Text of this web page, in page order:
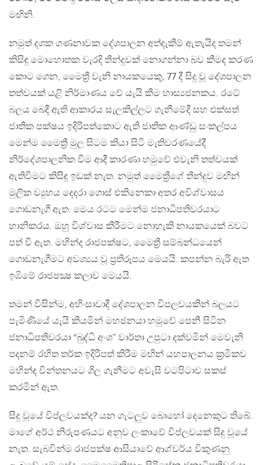
මඟිනි.
නමුත් දශක ගණනාවක දේශපාලන අත්දැකීම් ඇතැයිද තමන්
කිසිඳු මොහොතක වැරදි තීන්දුවක් නොගන්නා බව කීමද කරණ
කොට ගෙන, මෛත්‍රී වැනි නායකයෙකු, 77 දී සිදු වූ දේශපාලන
තත්වයක් යළි නිර්මාණය වේ යැයි කීම හාස්‍යජනකය. රටේ
බලය බෙදී ඇති ආකාරය සැලකිල්ලට ගැනීමේදී සහ එක්සත්
ජාතික පක්ෂය ඉදිරිපත්කොට ඇති ජාතික ආණ්ඩු සංකල්පය
මෙන්ම මෛත්‍රී මුල සිටම කියා සිටි මැතිවරණයේදී
නිර්දේශපාලනික වීම ආදී කාරණා හමුවේ එවැනි තත්වයක්
ඇතිවීමට කිසිඳු ඉඩක් නැත. නමුත් මෛත්‍රීගේ තීන්දුව මඟින්
මුලික ව්‍යුහය දෙදරා ගොස් එකිනෙකා අතර අවිශ්වාසය
ගොඩනැගී ඇත. මෙය රටට මෙන්ම ජනාධිපතිවරයාට
හානිකරය. ඔහු විශ්වාස කිරීමට නොහැකි නායකයෙක් බවට
පත් වී ඇත. මහින්ද රාජපක්ෂට, මෛත්‍රී සම්බන්ධයෙන්
ගොඩනැගීමට අවශ්‍යය වූ ප්‍රතිරූපය මෙයයි. කපන්න බැරි ඇත
ඉඹිමේ රාජපක්‍ෂ කලාව මෙයයි.
තමන් විසින්ම, අහිංසාවාදී දේශපාලන විපලවයකින් බලයට
පැමිණියේ යැයි කියමින් මහජනයා හමුවේ පෙනී සිටින
ජනාධිපතිවරයා “බුද්ධි අංශ” වාර්තා උපුටා දක්වමින් මෙවැනි
පදනම් රහිත තර්ක ඉදිරිපත් කිරීම මඟින් යහපාලනය ක්‍රමිකව
මහින්ද චින්තනයට ගිල ගැනීමට අවැසි වටපිටාව සකස්
කරමින් ඇත.
සිදු වූයේ විප්ලවයක්ද? යන ගැටලුව බොහෝ දෙනෙකුට තිබේ.
මාගේ අර්ථ නිරුපණයට අනුව ලංකාවේ විප්ලවයක් සිදු වූයේ
නැත. සැබවින්ම රාජපක්ෂ ආසියාවේ ආශ්චර්ය විකුණනු